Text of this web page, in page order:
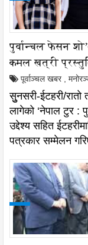
पुर्वान्चल फेसन
कमल खत्री
पूर्वाञ्चल खबर
सुुुनसरी-ईटहरी/
लागेको ‘नेपाल टुर :
उद्देश्य सहित
पत्रकार सम्मेलन